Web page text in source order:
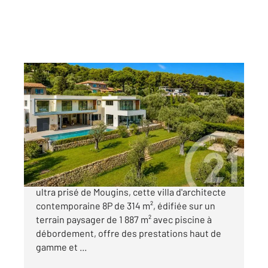
MOUGINS 06
314 m2, 8 pièces
Ref : 15616
Maison à vendre
2 790 000 €
En position dominante au cœur du secteur
ultra prisé de Mougins, cette villa d'architecte
contemporaine 8P de 314 m², édifiée sur un
terrain paysager de 1 887 m² avec piscine à
débordement, offre des prestations haut de
gamme et ...